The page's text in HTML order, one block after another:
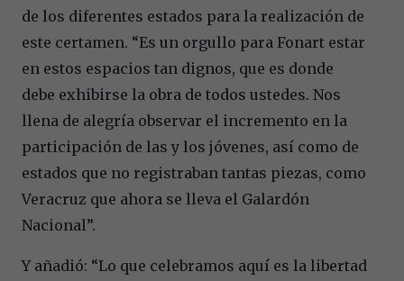
de los diferentes estados para la realización de
este certamen. “Es un orgullo para Fonart estar
en estos espacios tan dignos, que es donde
debe exhibirse la obra de todos ustedes. Nos
llena de alegría observar el incremento en la
participación de las y los jóvenes, así como de
estados que no registraban tantas piezas, como
Veracruz que ahora se lleva el Galardón
Nacional”.
Y añadió: “Lo que celebramos aquí es la libertad